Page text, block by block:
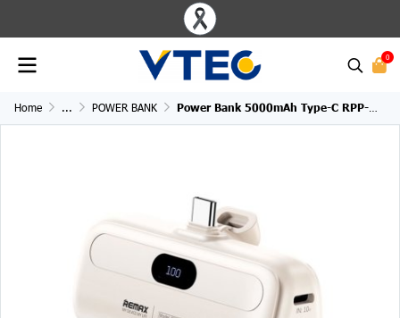
0
Home ... POWER BANK Power Bank 5000mAh Type-C RPP-632